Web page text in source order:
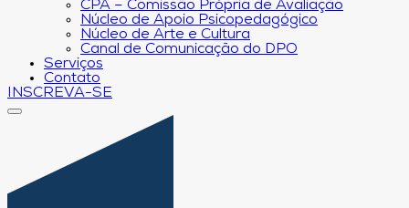
CPA – Comissão Própria de Avaliação
Núcleo de Apoio Psicopedagógico
Núcleo de Arte e Cultura
Canal de Comunicação do DPO
Serviços
Contato
INSCREVA-SE